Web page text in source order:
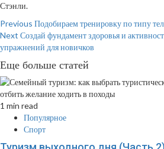
Стэнли.
Continue
Reading
Previous Подобираем тренировку по типу
Next Создай фундамент здоровья и
упражнений для новичков
Еще больше статей
1 min read
Популярное
Спорт